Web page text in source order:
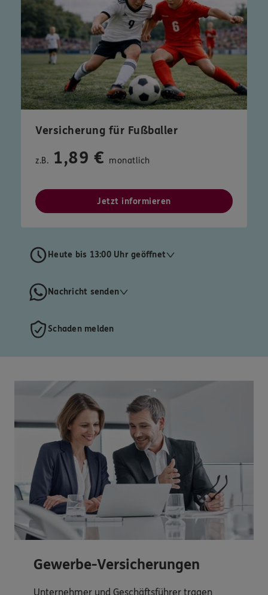
Versicherung für Fußballer
z.B. 1,89 € monatlich
Jetzt informieren
Heute bis 13:00 Uhr geöffnet
Nachricht senden
Schaden melden
Gewerbe-Versicherungen
Unternehmer und Geschäftsführer tragen